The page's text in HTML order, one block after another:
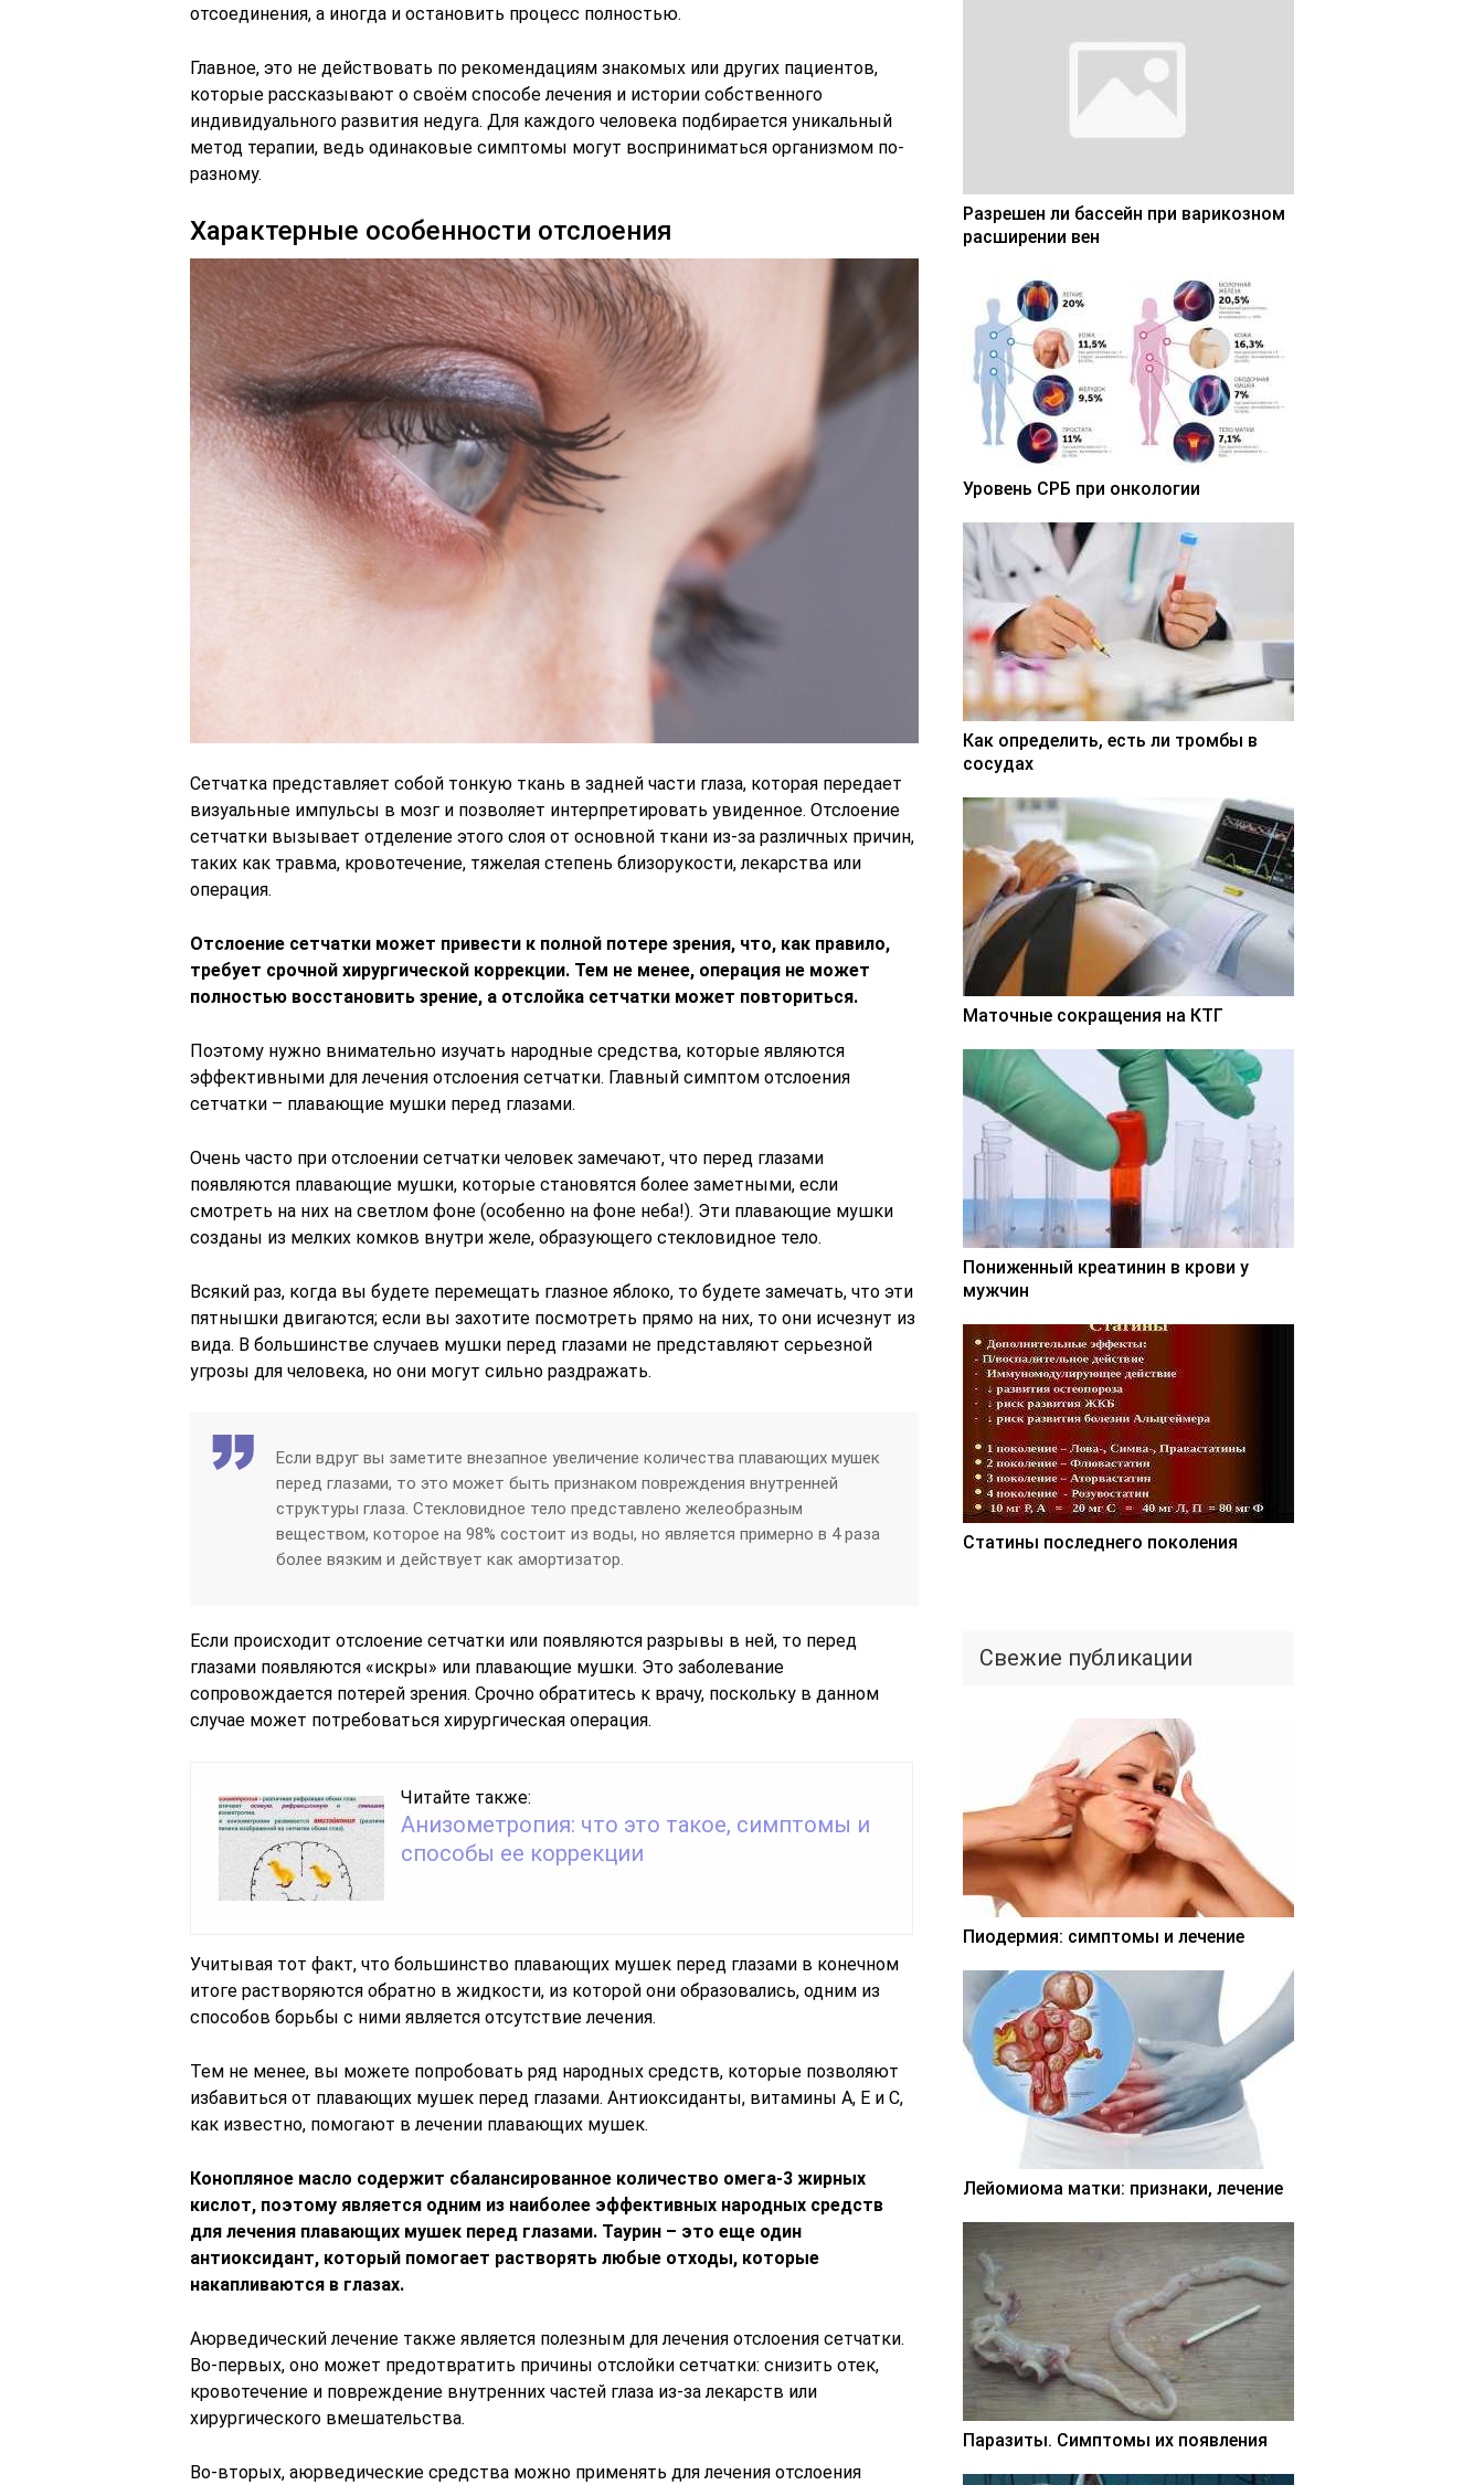
отсоединения, а иногда и остановить процесс полностью.
Главное, это не действовать по рекомендациям знакомых или других пациентов,
которые рассказывают о своём способе лечения и истории собственного
индивидуального развития недуга. Для каждого человека подбирается уникальный
метод терапии, ведь одинаковые симптомы могут восприниматься организмом по-
разному.
Характерные особенности отслоения
Сетчатка представляет собой тонкую ткань в задней части глаза, которая передает
визуальные импульсы в мозг и позволяет интерпретировать увиденное. Отслоение
сетчатки вызывает отделение этого слоя от основной ткани из-за различных причин,
таких как травма, кровотечение, тяжелая степень близорукости, лекарства или
операция.
Отслоение сетчатки может привести к полной потере зрения, что, как правило,
требует срочной хирургической коррекции. Тем не менее, операция не может
полностью восстановить зрение, а отслойка сетчатки может повториться.
Поэтому нужно внимательно изучать народные средства, которые являются
эффективными для лечения отслоения сетчатки. Главный симптом отслоения
сетчатки – плавающие мушки перед глазами.
Очень часто при отслоении сетчатки человек замечают, что перед глазами
появляются плавающие мушки, которые становятся более заметными, если
смотреть на них на светлом фоне (особенно на фоне неба!). Эти плавающие мушки
созданы из мелких комков внутри желе, образующего стекловидное тело.
Всякий раз, когда вы будете перемещать глазное яблоко, то будете замечать, что эти
пятнышки двигаются; если вы захотите посмотреть прямо на них, то они исчезнут из
вида. В большинстве случаев мушки перед глазами не представляют серьезной
угрозы для человека, но они могут сильно раздражать.
Если вдруг вы заметите внезапное увеличение количества плавающих мушек
перед глазами, то это может быть признаком повреждения внутренней
структуры глаза. Стекловидное тело представлено желеобразным
веществом, которое на 98% состоит из воды, но является примерно в 4 раза
более вязким и действует как амортизатор.
Если происходит отслоение сетчатки или появляются разрывы в ней, то перед
глазами появляются «искры» или плавающие мушки. Это заболевание
сопровождается потерей зрения. Срочно обратитесь к врачу, поскольку в данном
случае может потребоваться хирургическая операция.
Читайте также:
Анизометропия: что это такое, симптомы и
способы ее коррекции
Учитывая тот факт, что большинство плавающих мушек перед глазами в конечном
итоге растворяются обратно в жидкости, из которой они образовались, одним из
способов борьбы с ними является отсутствие лечения.
Тем не менее, вы можете попробовать ряд народных средств, которые позволяют
избавиться от плавающих мушек перед глазами. Антиоксиданты, витамины А, Е и С,
как известно, помогают в лечении плавающих мушек.
Конопляное масло содержит сбалансированное количество омега-3 жирных
кислот, поэтому является одним из наиболее эффективных народных средств
для лечения плавающих мушек перед глазами. Таурин – это еще один
антиоксидант, который помогает растворять любые отходы, которые
накапливаются в глазах.
Аюрведический лечение также является полезным для лечения отслоения сетчатки.
Во-первых, оно может предотвратить причины отслойки сетчатки: снизить отек,
кровотечение и повреждение внутренних частей глаза из-за лекарств или
хирургического вмешательства.
Во-вторых, аюрведические средства можно применять для лечения отслоения
Разрешен ли бассейн при варикозном
расширении вен
Уровень СРБ при онкологии
Как определить, есть ли тромбы в
сосудах
Маточные сокращения на КТГ
Пониженный креатинин в крови у
мужчин
Статины последнего поколения
Свежие публикации
Пиодермия: симптомы и лечение
Лейомиома матки: признаки, лечение
Паразиты. Симптомы их появления